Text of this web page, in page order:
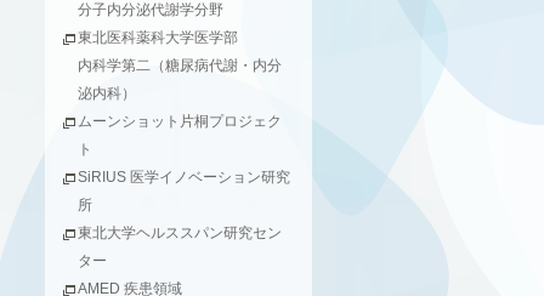
分子内分泌代謝学分野
東北医科薬科大学医学部
内科学第二（糖尿病代謝・内分
泌内科）
ムーンショット片桐プロジェク
ト
SiRIUS 医学イノベーション研究
所
東北大学ヘルススパン研究セン
ター
AMED 疾患領域